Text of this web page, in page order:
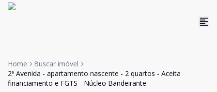
Home
Buscar imóvel
2ª Avenida - apartamento nascente - 2 quartos - Aceita
financiamento e FGTS - Núcleo Bandeirante